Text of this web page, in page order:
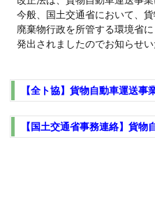
今般、国土交通省において、
廃棄物行政を所管する環境省
発出されましたのでお知らせい
【全ト協】貨物自動車運送
【国土交通省事務連絡】貨